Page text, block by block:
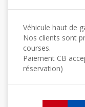
Véhicule haut de
Nos clients sont
courses.
Paiement CB
réservation)